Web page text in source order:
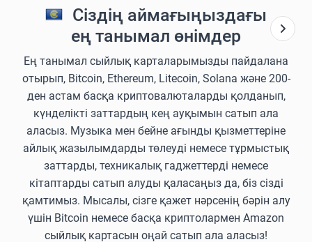
Сіздің аймағыңыздағы
ең танымал өнімдер
Ең танымал сыйлық карталарымызды пайдалана
отырып, Bitcoin, Ethereum, Litecoin, Solana және 200-
ден астам басқа криптовалюталарды қолданып,
күнделікті заттардың кең ауқымын сатып ала
аласыз. Музыка мен бейне ағынды қызметтеріне
айлық жазылымдарды төлеуді немесе тұрмыстық
заттарды, техникалық гаджеттерді немесе
кітаптарды сатып алуды қаласаңыз да, біз сізді
қамтимыз. Мысалы, сізге қажет нәрсенің бәрін алу
үшін Bitcoin немесе басқа криптолармен Amazon
сыйлық картасын оңай сатып ала аласыз!